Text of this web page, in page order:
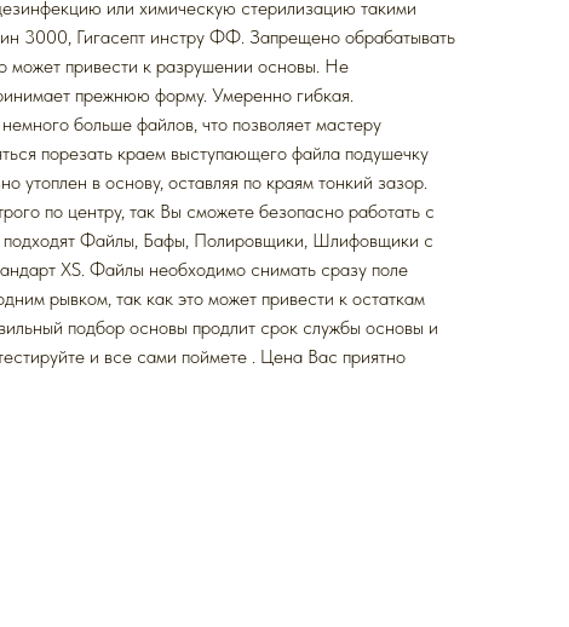
или химическую стерилизацию такими
3000, Гигасепт инстру ФФ. Запрещено обрабатывать
может привести к разрушении основы. Не
прежнюю форму. Умеренно гибкая.
больше файлов, что позволяет мастеру
порезать краем выступающего файла подушечку
утоплен в основу, оставляя по краям тонкий зазор.
по центру, так Вы сможете безопасно работать с
подходят Файлы, Бафы, Полировщики, Шлифовщики с
XS. Файлы необходимо снимать сразу поле
рывком, так как это может привести к остаткам
подбор основы продлит срок службы основы и
и все сами поймете . Цена Вас приятно